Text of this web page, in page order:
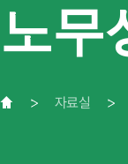
노무
자료실